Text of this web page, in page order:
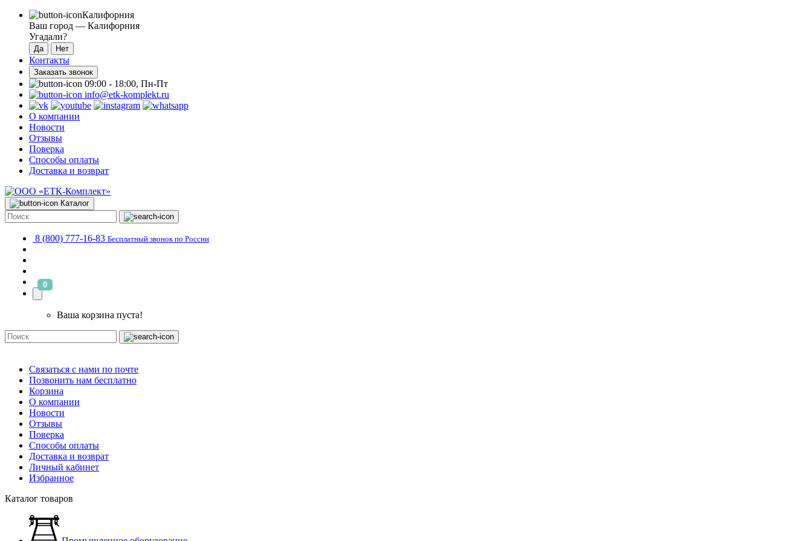
Калифорния
Ваш город — Калифорния
Угадали?
Контакты
Заказать звонок
09:00 - 18:00, Пн-Пт
info@etk-komplekt.ru
О компании
Новости
Отзывы
Поверка
Способы оплаты
Доставка и возврат
Каталог
8 (800) 777-16-83 Бесплатный звонок по России
0
Ваша корзина пуста!
Связаться с нами по почте
Позвонить нам бесплатно
Корзина
О компании
Новости
Отзывы
Поверка
Способы оплаты
Доставка и возврат
Личный кабинет
Избранное
Каталог товаров